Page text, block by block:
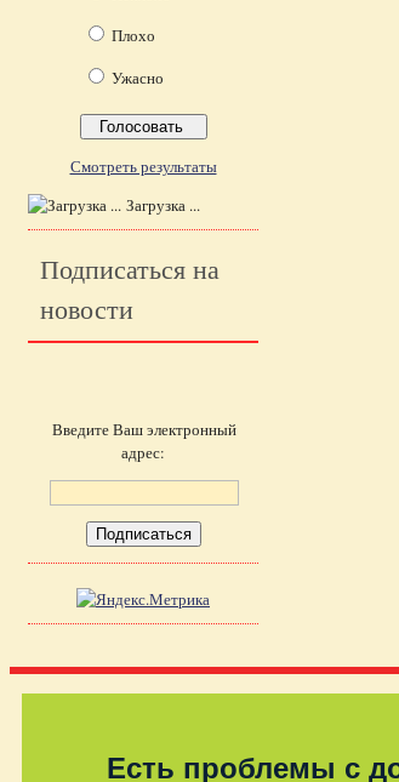
Плохо
Ужасно
Смотреть результаты
Загрузка ...
Подписаться на
новости
Введите Ваш электронный
адрес:
Есть проблемы с